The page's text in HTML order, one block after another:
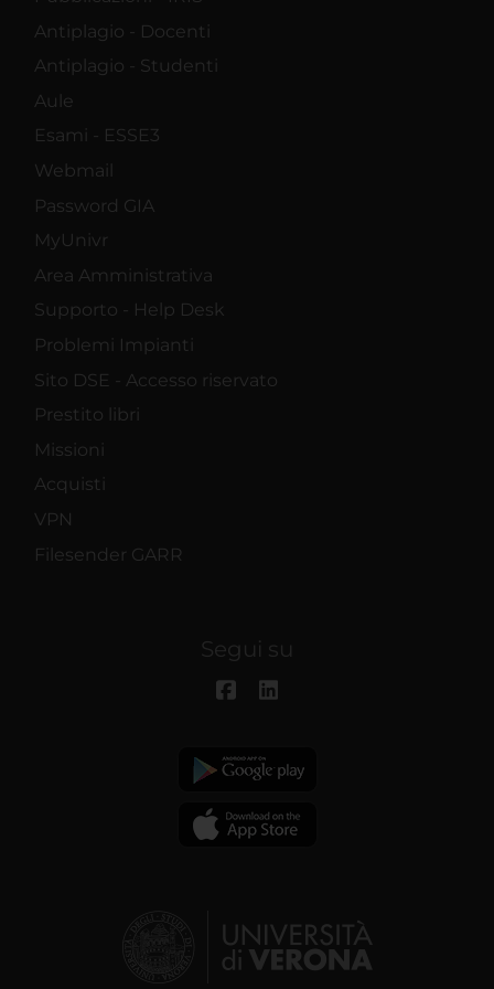
Antiplagio - Docenti
Antiplagio - Studenti
Aule
Esami - ESSE3
Webmail
Password GIA
MyUnivr
Area Amministrativa
Supporto - Help Desk
Problemi Impianti
Sito DSE - Accesso riservato
Prestito libri
Missioni
Acquisti
VPN
Filesender GARR
Segui su